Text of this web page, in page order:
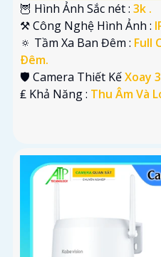
🦉 Hình Ảnh Sắc nét : 3k .
⚒ Công Nghệ Hình Ảnh :
🔅 Tầm Xa Ban Đêm : Full
Ðêm.
🛡 Camera Thiết KếXoay
️₤ Khả Năng : Thu Âm Và